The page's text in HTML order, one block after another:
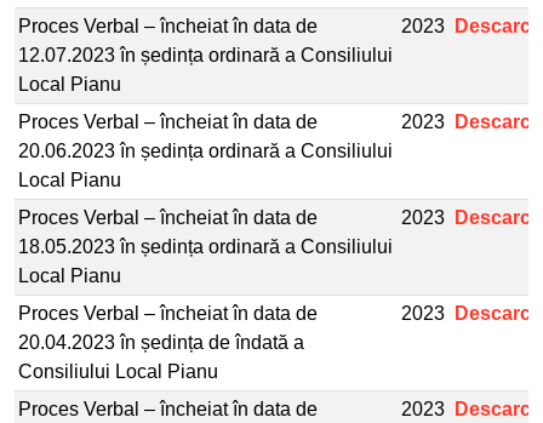
Proces Verbal – încheiat în data de
12.07.2023 în ședința ordinară a Consiliului
Local Pianu
2023 Descarcă
Proces Verbal – încheiat în data de
20.06.2023 în ședința ordinară a Consiliului
Local Pianu
2023 Descarcă
Proces Verbal – încheiat în data de
18.05.2023 în ședința ordinară a Consiliului
Local Pianu
2023 Descarcă
Proces Verbal – încheiat în data de
20.04.2023 în ședința de îndată a
Consiliului Local Pianu
2023 Descarcă
Proces Verbal – încheiat în data de 2023 Descarcă